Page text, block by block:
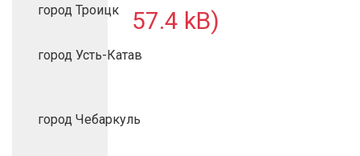
город Троицк
город Усть-Катав
город Чебаркуль
57.4 kB)